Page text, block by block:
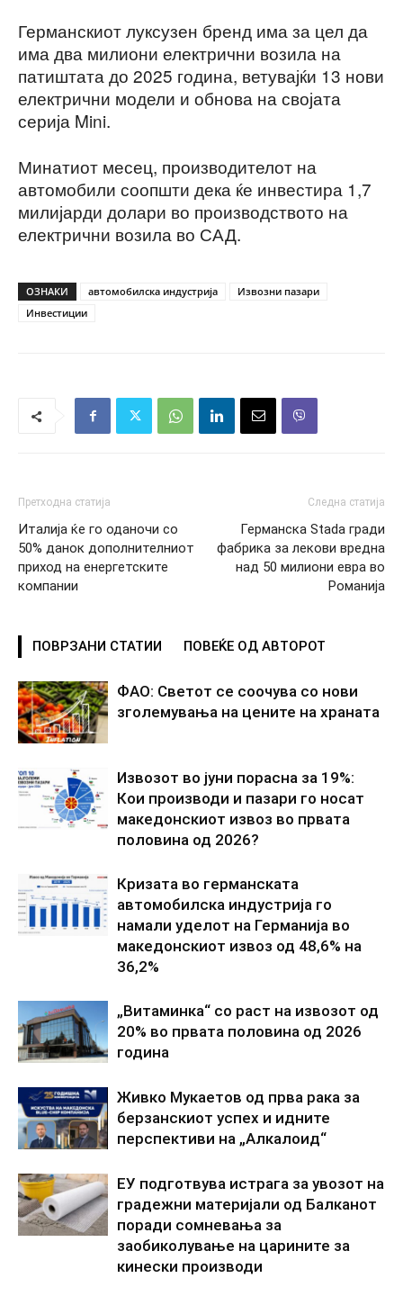
Германскиот луксузен бренд има за цел да
има два милиони електрични возила на
патиштата до 2025 година, ветувајќи 13 нови
електрични модели и обнова на својата
серија Mini.
Минатиот месец, производителот на
автомобили соопшти дека ќе инвестира 1,7
милијарди долари во производството на
електрични возила во САД.
ОЗНАКИ автомобилска индустрија
Извозни пазари
Инвестиции
Претходна статија
Италија ќе го оданочи со
50% данок дополнителниот
приход на енергетските
компании
Следна статија
Германска Stada гради
фабрика за лекови вредна
над 50 милиони евра во
Романија
ПОВРЗАНИ СТАТИИ ПОВЕЌЕ ОД АВТОРОТ
ФАО: Светот се соочува со нови
зголемувања на цените на храната
Извозот во јуни порасна за 19%:
Кои производи и пазари го носат
македонскиот извоз во првата
половина од 2026?
Кризата во германската
автомобилска индустрија го
намали уделот на Германија во
македонскиот извоз од 48,6% на
36,2%
„Витаминка“ со раст на извозот од
20% во првата половина од 2026
година
Живко Мукаетов од прва рака за
берзанскиот успех и идните
перспективи на „Алкалоид“
ЕУ подготвува истрага за увозот на
градежни материјали од Балканот
поради сомневања за
заобиколување на царините за
кинески производи